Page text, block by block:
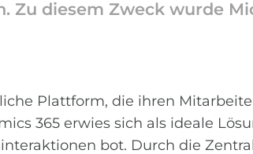
Zu diesem Zweck wurde
Plattform, die ihren
365 erwies sich als ideale
bot. Durch die